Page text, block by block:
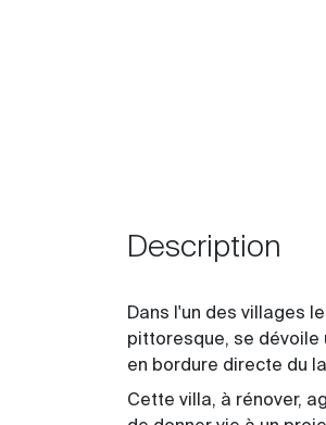
Description
Dans l'un des villages
pittoresque, se dévoile
en bordure directe du
Cette villa, à rénover,